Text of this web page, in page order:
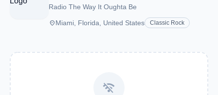
Radio The Way It Oughta Be
placeMiami, Florida, United States Classic Rock
wifi_off